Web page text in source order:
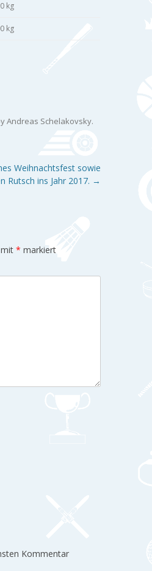
kg
kg
Andreas Schelakovsky.
Weihnachtsfest sowie
Rutsch ins Jahr 2017. →
* markiert
Kommentar